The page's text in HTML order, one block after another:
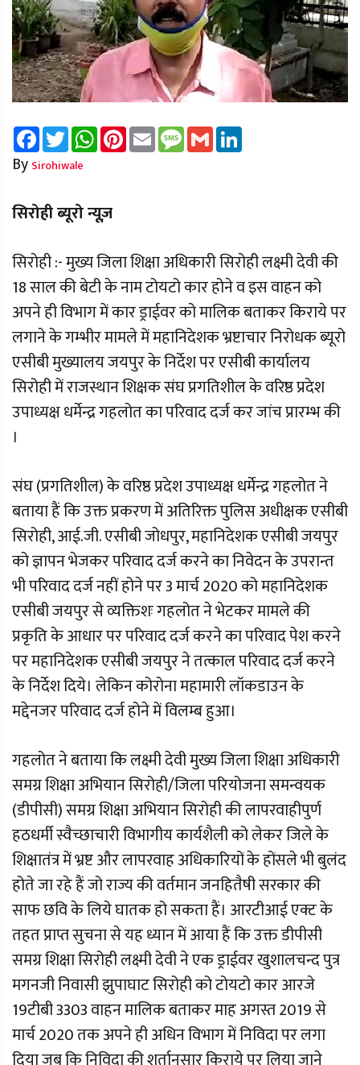
FacebookTwitterWhatsAppPinterest
Email Message
Gmail
By Sirohiwale
सिरोही ब्यूरो न्यूज़
सिरोही :- मुख्य जिला शिक्षा अधिकारी सिरोही लक्ष्मी देवी की
18 साल की बेटी के नाम टोयटो कार होने व इस वाहन को
अपने ही विभाग में कार ड्राईवर को मालिक बताकर किराये पर
लगाने के गम्भीर मामले में महानिदेशक भ्रष्टाचार निरोधक ब्यूरो
एसीबी मुख्यालय जयपुर के निर्देश पर एसीबी कार्यालय
सिरोही में राजस्थान शिक्षक संघ प्रगतिशील के वरिष्ठ प्रदेश
उपाध्यक्ष धर्मेन्द्र गहलोत का परिवाद दर्ज कर जांच प्रारम्भ की
।
संघ (प्रगतिशील) के वरिष्ठ प्रदेश उपाध्यक्ष धर्मेन्द्र गहलोत ने
बताया हैं कि उक्त प्रकरण में अतिरिक्त पुलिस अधीक्षक एसीबी
सिरोही, आई.जी. एसीबी जोधपुर, महानिदेशक एसीबी जयपुर
को ज्ञापन भेजकर परिवाद दर्ज करने का निवेदन के उपरान्त
भी परिवाद दर्ज नहीं होने पर 3 मार्च 2020 को महानिदेशक
एसीबी जयपुर से व्यक्तिशः गहलोत ने भेटकर मामले की
प्रकृति के आधार पर परिवाद दर्ज करने का परिवाद पेश करने
पर महानिदेशक एसीबी जयपुर ने तत्काल परिवाद दर्ज करने
के निर्देश दिये। लेकिन कोरोना महामारी लॉकडाउन के
मद्देनजर परिवाद दर्ज होने में विलम्ब हुआ।
गहलोत ने बताया कि लक्ष्मी देवी मुख्य जिला शिक्षा अधिकारी
समग्र शिक्षा अभियान सिरोही/जिला परियोजना समन्वयक
(डीपीसी) समग्र शिक्षा अभियान सिरोही की लापरवाहीपुर्ण
हठधर्मी स्वैच्छाचारी विभागीय कार्यशैली को लेकर जिले के
शिक्षातंत्र में भ्रष्ट और लापरवाह अधिकारियों के होंसले भी बुलंद
होते जा रहे हैं जो राज्य की वर्तमान जनहितैषी सरकार की
साफ छवि के लिये घातक हो सकता हैं। आरटीआई एक्ट के
तहत प्राप्त सुचना से यह ध्यान में आया हैं कि उक्त डीपीसी
समग्र शिक्षा सिरोही लक्ष्मी देवी ने एक ड्राईवर खुशालचन्द पुत्र
मगनजी निवासी झुपाघाट सिरोही को टोयटो कार आरजे
19टीबी 3303 वाहन मालिक बताकर माह अगस्त 2019 से
मार्च 2020 तक अपने ही अधिन विभाग में निविदा पर लगा